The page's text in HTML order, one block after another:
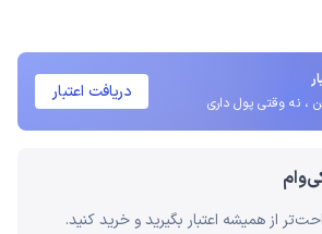
نه وقتی پول داری
دریافت اعتبار
از همیشه اعتبار بگیرید و خرید کنید.